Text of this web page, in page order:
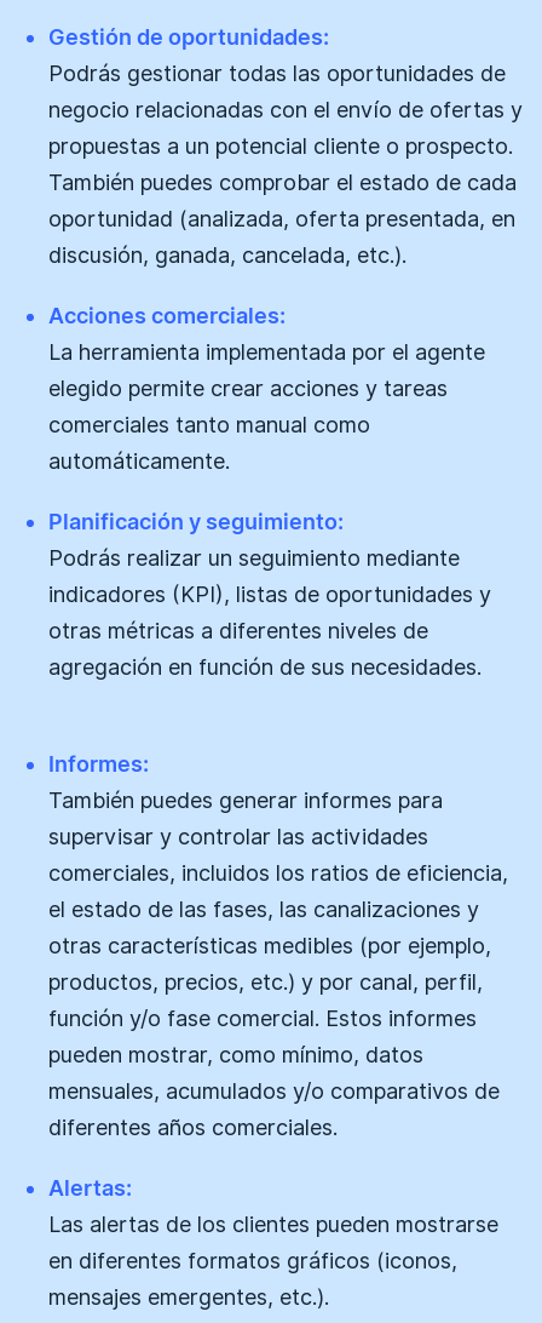
Gestión de oportunidades:
Podrás gestionar todas las oportunidades de
negocio relacionadas con el envío de ofertas y
propuestas a un potencial cliente o prospecto.
También puedes comprobar el estado de cada
oportunidad (analizada, oferta presentada, en
discusión, ganada, cancelada, etc.).
Acciones comerciales:
La herramienta implementada por el agente
elegido permite crear acciones y tareas
comerciales tanto manual como
automáticamente.
Planificación y seguimiento:
Podrás realizar un seguimiento mediante
indicadores (KPI), listas de oportunidades y
otras métricas a diferentes niveles de
agregación en función de sus necesidades.
Informes:
También puedes generar informes para
supervisar y controlar las actividades
comerciales, incluidos los ratios de eficiencia,
el estado de las fases, las canalizaciones y
otras características medibles (por ejemplo,
productos, precios, etc.) y por canal, perfil,
función y/o fase comercial. Estos informes
pueden mostrar, como mínimo, datos
mensuales, acumulados y/o comparativos de
diferentes años comerciales.
Alertas:
Las alertas de los clientes pueden mostrarse
en diferentes formatos gráficos (iconos,
mensajes emergentes, etc.).